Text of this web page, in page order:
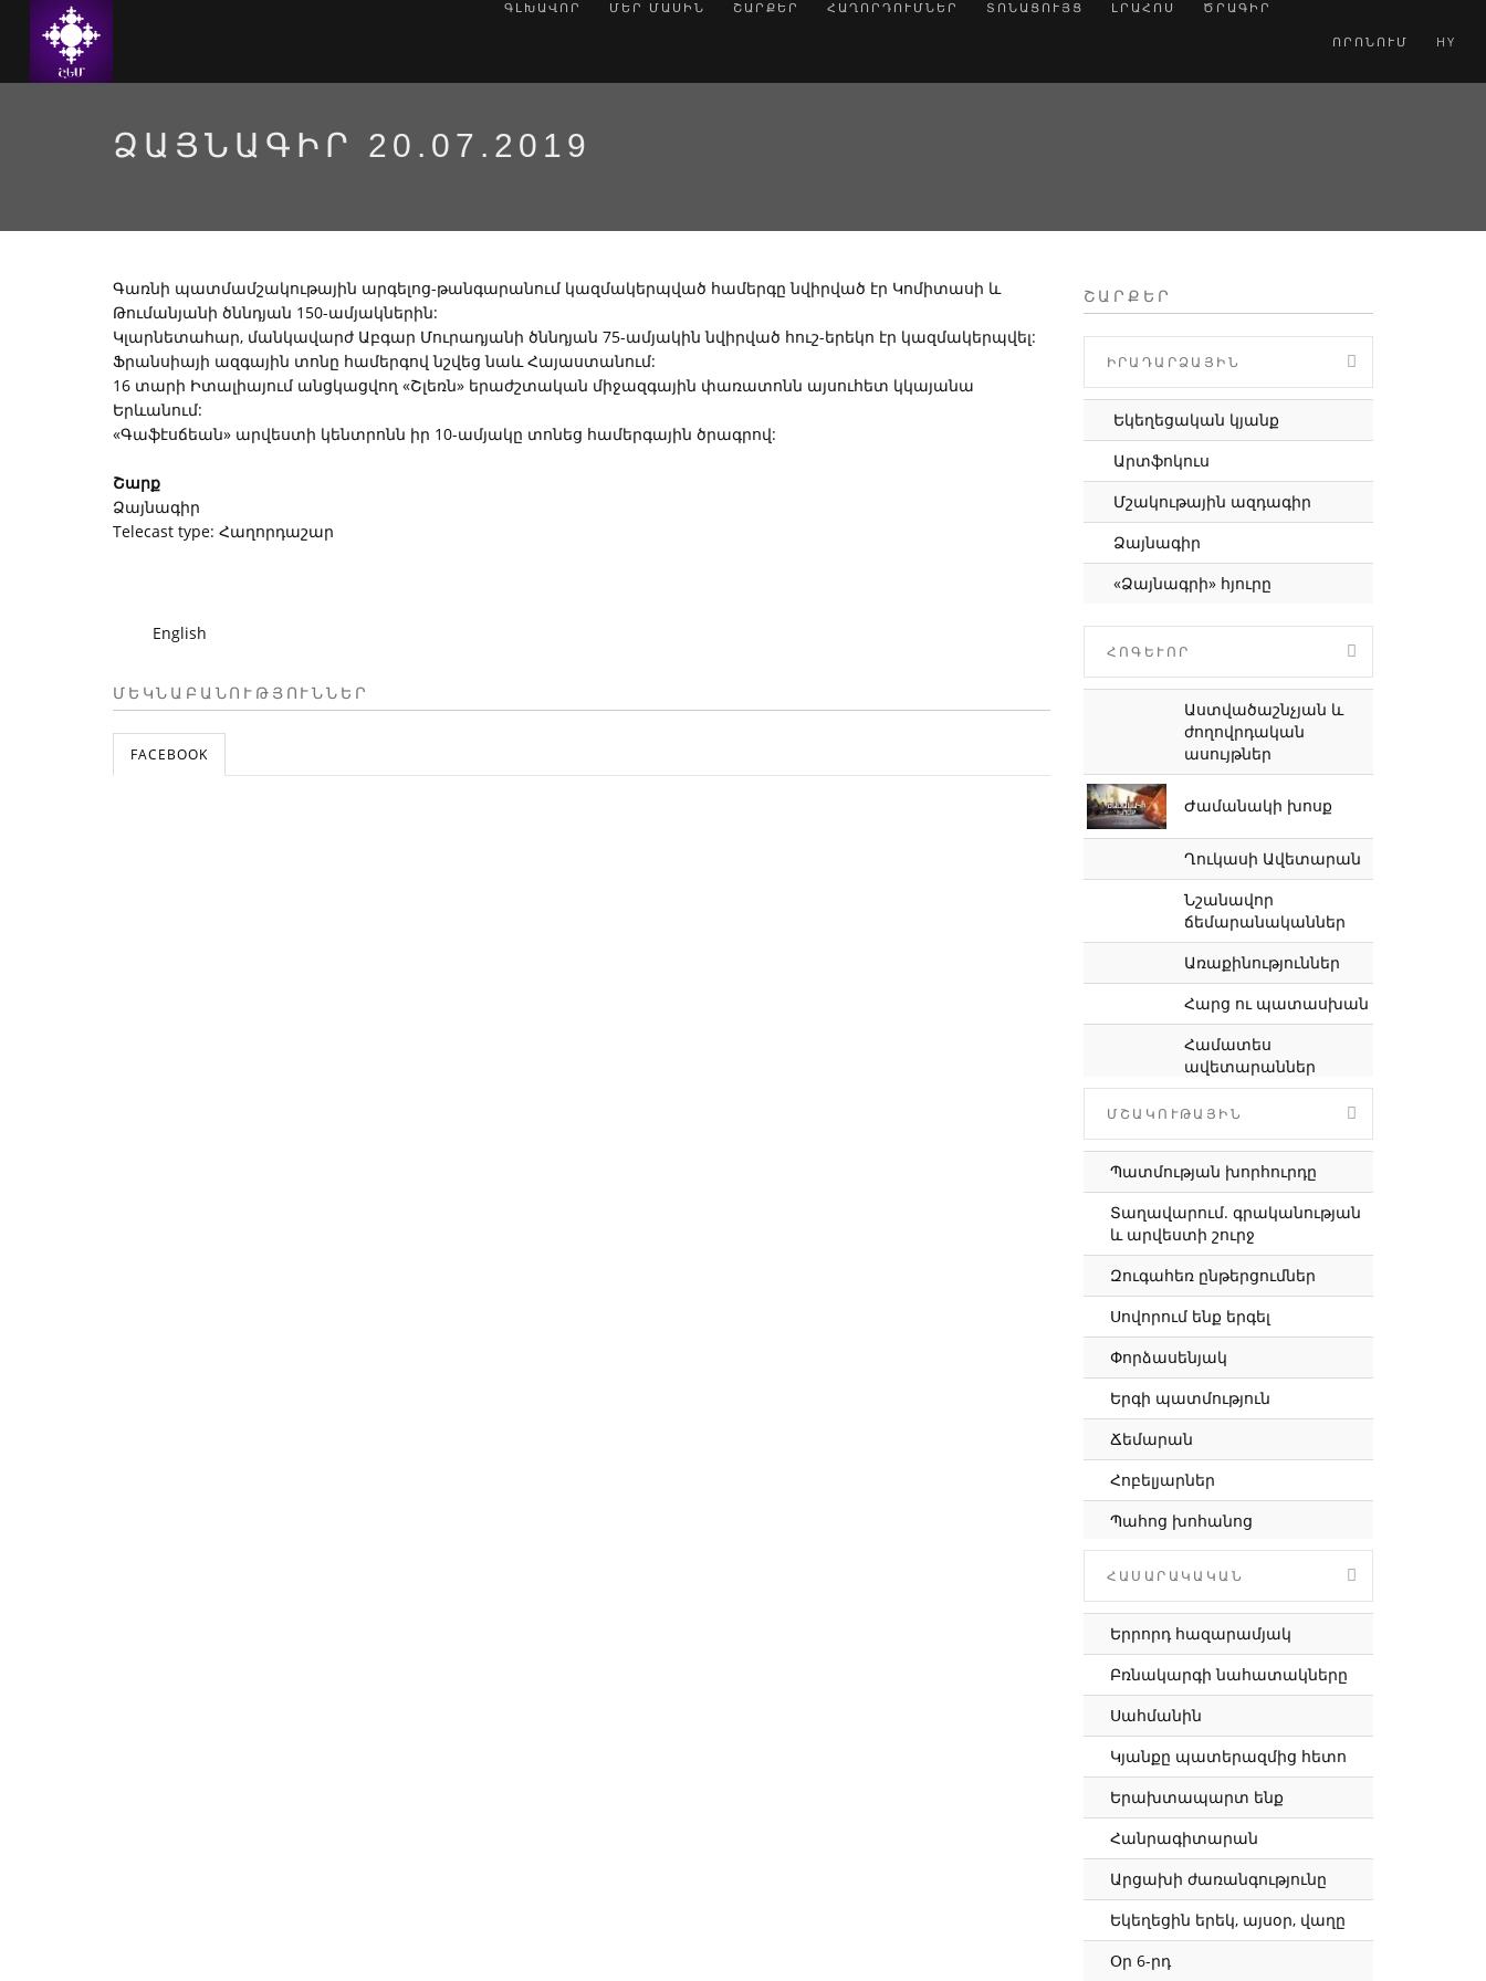
ԳԼԽԱՎՈՐ ՄԵՐ ՄԱՍԻՆ ՇԱՐՔԵՐ ՀԱՂՈՐԴՈՒՄՆԵՐ ՏՈՆԱՑՈՒՅՑ ԼՐԱՀՈՍ ԾՐԱԳԻՐ
ՈՐՈՆՈՒՄ HY
ՁԱՅՆԱԳԻՐ 20.07.2019
Գառնի պատմամշակութային արգելոց-թանգարանում կազմակերպված համերգը նվիրված էր Կոմիտասի և
Թումանյանի ծննդյան 150-ամյակներին:
Կլարնետահար, մանկավարժ Աբգար Մուրադյանի ծննդյան 75-ամյակին նվիրված հուշ-երեկո էր կազմակերպվել:
Ֆրանսիայի ազգային տոնը համերգով նշվեց նաև Հայաստանում:
16 տարի Իտալիայում անցկացվող «Շլեռն» երաժշտական միջազգային փառատոնն այսուհետ կկայանա
Երևանում:
«Գաֆէսճեան» արվեստի կենտրոնն իր 10-ամյակը տոնեց համերգային ծրագրով:
Շարք
Ձայնագիր
Telecast type: Հաղորդաշար
English
ՄԵԿՆԱԲԱՆՈՒԹՅՈՒՆՆԵՐ
FACEBOOK
ՇԱՐՔԵՐ
ԻՐԱԴԱՐՁԱՅԻՆ
Եկեղեցական կյանք
Արտֆոկուս
Մշակութային ազդագիր
Ձայնագիր
«Ձայնագրի» հյուրը
ՀՈԳԵՒՈՐ
Աստվածաշնչյան և
ժողովրդական
ասույթներ
Ժամանակի խոսք
Ղուկասի Ավետարան
Նշանավոր
ճեմարանականներ
Առաքինություններ
Հարց ու պատասխան
Համատես
ավետարաններ
Մեր կյանքն Աստծո
Ժառանգություն
Մեր գյուղի եկեղեցին
Մանուկ դպիրներ
Մյուռոնօրհնության
աղոթքներ
Օրվա խորհուրդը
Ապաշխարություն
Երեցկինը
Սուրբ մկրտություն.
հարցեր և
պատասխաններ
Հարցեր քահանային
Պողոսի թղթեր
Աստվածաշնչյան
դարձվածքներ
Յոթ մահացու մեղքեր
Գործք Առաքելոց
Շաբաթը եկեղեցու
կյանքում
Մյուռոնօրհնեք 2023
Վկայություն
Մարկոսի ավետարան
Հայ եկեղեցու յոթ
ՄՇԱԿՈՒԹԱՅԻՆ
Պատմության խորհուրդը
Տաղավարում. գրականության
և արվեստի շուրջ
Զուգահեռ ընթերցումներ
Սովորում ենք երգել
Փորձասենյակ
Երգի պատմություն
Ճեմարան
Հոբելյարներ
Պահոց խոհանոց
Պատառիկներ հայ
գրականությունից
Վարպետներ
Երևան. հուշ և իրականություն
Երաժշտական հաղորդաշար
Նվիրյալ անձեր
Կադրից դուրս
Սիրելով
Ամբողջից մեկը
Հավաքածուներ
ՀԱՍԱՐԱԿԱԿԱՆ
Երրորդ հազարամյակ
Բռնակարգի նահատակները
Սահմանին
Կյանքը պատերազմից հետո
Երախտապարտ ենք
Հանրագիտարան
Արցախի ժառանգությունը
Եկեղեցին երեկ, այսօր, վաղը
Օր 6-րդ